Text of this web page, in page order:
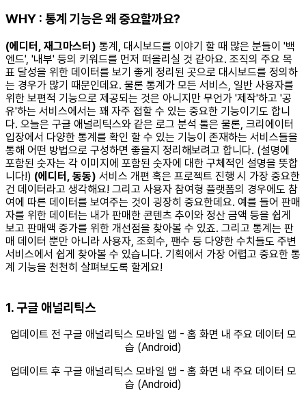
WHY : 통계 기능은 왜 중요할까요?
(에디터, 재그마스터) 통계, 대시보드를 이야기 할 때 많은 분들이 '백
엔드', '내부' 등의 키워드를 먼저 떠올리실 것 같아요. 조직의 주요 목
표 달성을 위한 데이터를 보기 좋게 정리된 곳으로 대시보드를 정의하
는 경우가 많기 때문인데요. 물론 통계가 모든 서비스, 일반 사용자를
위한 보편적 기능으로 제공되는 것은 아니지만 무언가 '제작'하고 '공
유'하는 서비스에서는 꽤 자주 접할 수 있는 중요한 기능이기도 합니
다. 오늘은 구글 애널리틱스와 같은 로그 분석 툴은 물론, 크리에이터
입장에서 다양한 통계를 확인 할 수 있는 기능이 존재하는 서비스들을
통해 어떤 방법으로 구성하면 좋을지 정리해보려고 합니다. (설명에
포함된 숫자는 각 이미지에 포함된 숫자에 대한 구체적인 설명을 뜻합
니다!) (에디터, 동동) 서비스 개편 혹은 프로젝트 진행 시 가장 중요한
건 데이터라고 생각해요! 그리고 사용자 참여형 플랫폼의 경우에도 참
여에 따른 데이터를 보여주는 것이 굉장히 중요한데요. 예를 들어 판매
자를 위한 데이터는 내가 판매한 콘텐츠 추이와 정산 금액 등을 쉽게
보고 판매액 증가를 위한 개선점을 찾아볼 수 있죠. 그리고 통계는 판
매 데이터 뿐만 아니라 사용자, 조회수, 팬수 등 다양한 수치들도 주변
서비스에서 쉽게 찾아볼 수 있습니다. 기획에서 가장 어렵고 중요한 통
계 기능을 천천히 살펴보도록 할게요!
1. 구글 애널리틱스
업데이트 전 구글 애널리틱스 모바일 앱 - 홈 화면 내 주요 데이터 모
습 (Android)
업데이트 후 구글 애널리틱스 모바일 앱 - 홈 화면 내 주요 데이터 모
습 (Android)